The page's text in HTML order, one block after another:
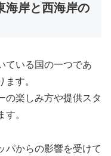
海岸と西海岸の
ている国の一つであ
す。
の楽しみ方や提供スタ
。
パからの影響を受けて